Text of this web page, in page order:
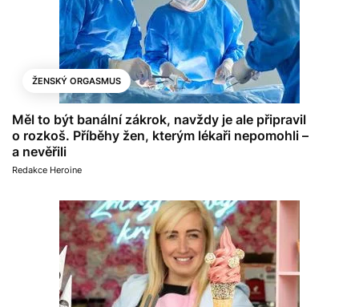
ŽENSKÝ ORGASMUS
Měl to být banální zákrok, navždy je ale připravil
o rozkoš. Příběhy žen, kterým lékaři nepomohli –
a nevěřili
Redakce Heroine